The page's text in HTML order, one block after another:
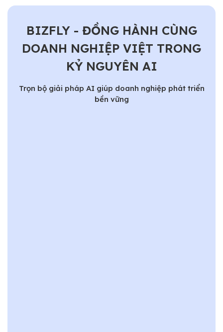
chọn cách tiếp cận khác...........
BIZFLY - ĐỒNG HÀNH CÙNG
DOANH NGHIỆP VIỆT TRONG
KỶ NGUYÊN AI
Trọn bộ giải pháp AI giúp doanh nghiệp phát triển
bền vững